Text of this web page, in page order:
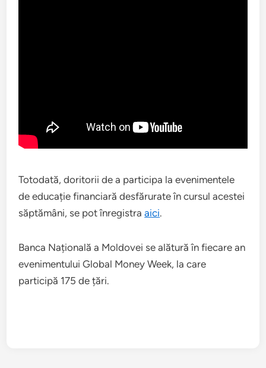
Totodată, doritorii de a participa la evenimentele
de educație financiară desfărurate în cursul acestei
săptămâni, se pot înregistraaici.
Banca Națională a Moldovei se alătură în fiecare an
evenimentului Global Money Week, la care
participă 175 de țări.